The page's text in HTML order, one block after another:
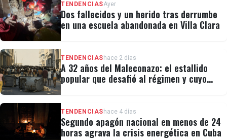
TENDENCIASAyer
Dos fallecidos y un herido tras derrumbe
en una escuela abandonada en Villa Clara
TENDENCIAS hace 2 días
A 32 años del Maleconazo: el estallido
popular que desafió al régimen y cuyo
TENDENCIAS hace 4 días
Segundo apagón nacional en menos de 24
horas agrava la crisis energética en Cuba